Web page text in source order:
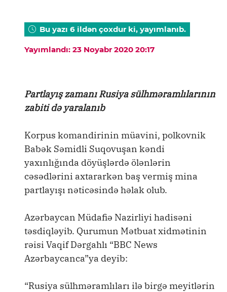
Bu yazı 6 ildən çoxdur ki, yayımlanıb.
Yayımlandı: 23 Noyabr 2020 20:17
Partlayış zamanı Rusiya sülhməramlılarının
zabiti də yaralanıb
Korpus komandirinin müavini, polkovnik
Babək Səmidli Suqovuşan kəndi
yaxınlığında döyüşlərdə ölənlərin
cəsədlərini axtararkən baş vermiş mina
partlayışı nəticəsində həlak olub.
Azərbaycan Müdafiə Nazirliyi hadisəni
təsdiqləyib. Qurumun Mətbuat xidmətinin
rəisi Vaqif Dərgahlı “BBC News
Azərbaycanca”ya deyib:
“Rusiya sülhməramlıları ilə birgə meyitlərin